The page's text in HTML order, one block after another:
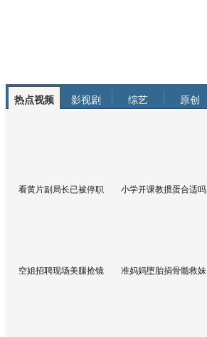
热点视频 影视剧 综艺 原创
看黄片副局长已被停职 小学开课教掼蛋合适吗
空姐招聘现场美腿抢镜 准妈妈堕胎捐骨髓救妹